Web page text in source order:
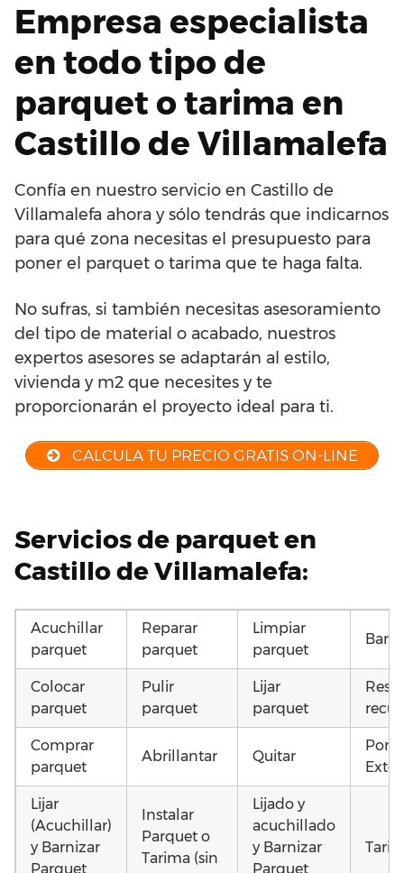
Empresa especialista
en todo tipo de
parquet o tarima en
Castillo de Villamalefa
Confía en nuestro servicio en Castillo de
Villamalefa ahora y sólo tendrás que indicarnos
para qué zona necesitas el presupuesto para
poner el parquet o tarima que te haga falta.
No sufras, si también necesitas asesoramiento
del tipo de material o acabado, nuestros
expertos asesores se adaptarán al estilo,
vivienda y m2 que necesites y te
proporcionarán el proyecto ideal para ti.
CALCULA TU PRECIO GRATIS ON-LINE
Servicios de parquet en
Castillo de Villamalefa:
Acuchillar
parquet
Reparar
parquet
Limpiar
parquet
Colocar
parquet
Pulir
parquet
Lijar
parquet
Comprar
parquet
Abrillantar Quitar
Lijar
(Acuchillar)
y Barnizar
Parquet
Instalar
Parquet o
Tarima (sin
Lijado y
acuchillado
y Barnizar
Parquet